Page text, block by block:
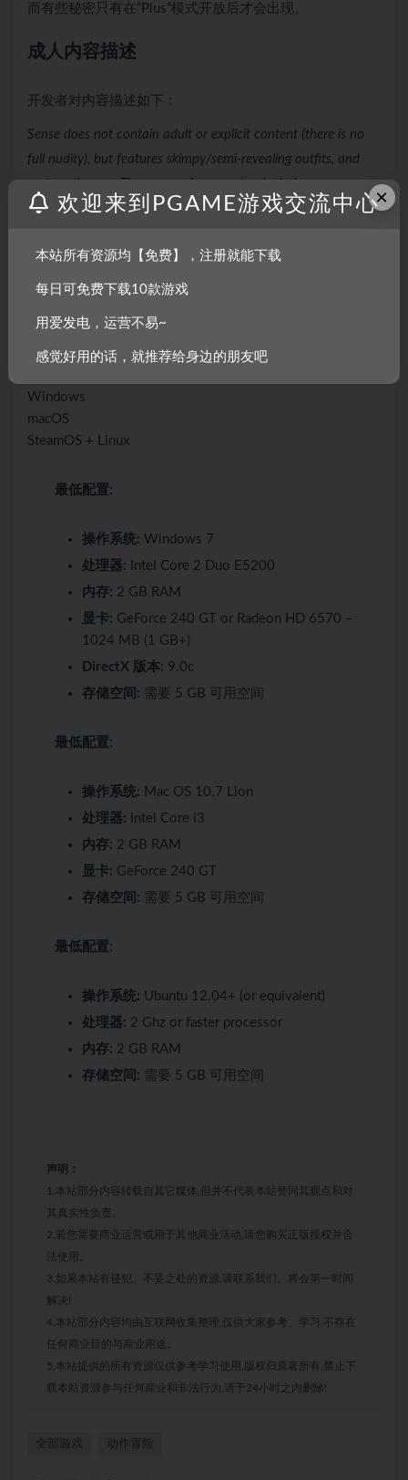
而有些秘密只有在“Plus”模式开放后才会出现。
成人内容描述
开发者对内容描述如下：
Sense does not contain adult or explicit content (there is no
full nudity), but features skimpy/semi-revealing outfits, and
mature themes. There are references to alcohol,
tobacco/drugs, and topics which some may find distressing,
mature “themes” such as stripping exist in game. Contains
visceral horror elements which includes disturbing imagery,
系统需求
Windows
macOS
SteamOS + Linux
最低配置:
操作系统: Windows 7
处理器: Intel Core 2 Duo E5200
内存: 2 GB RAM
显卡: GeForce 240 GT or Radeon HD 6570 –
1024 MB (1 GB+)
DirectX 版本: 9.0c
存储空间: 需要 5 GB 可用空间
最低配置:
操作系统: Mac OS 10.7 Lion
处理器: Intel Core i3
内存: 2 GB RAM
显卡: GeForce 240 GT
存储空间: 需要 5 GB 可用空间
最低配置:
操作系统: Ubuntu 12.04+ (or equivalent)
处理器: 2 Ghz or faster processor
内存: 2 GB RAM
存储空间: 需要 5 GB 可用空间
声明：
1.本站部分内容转载自其它媒体,但并不代表本站赞同其观点和对
其真实性负责。
2.若您需要商业运营或用于其他商业活动,请您购买正版授权并合
法使用。
3.如果本站有侵犯、不妥之处的资源,请联系我们。将会第一时间
解决!
4.本站部分内容均由互联网收集整理,仅供大家参考、学习,不存在
任何商业目的与商业用途。
5.本站提供的所有资源仅供参考学习使用,版权归原著所有,禁止下
载本站资源参与任何商业和非法行为,请于24小时之内删除!
全部游戏 动作冒险
×
欢迎来到PGAME游戏交流中心
本站所有资源均【免费】，注册就能下载
每日可免费下载10款游戏
用爱发电，运营不易~
感觉好用的话，就推荐给身边的朋友吧